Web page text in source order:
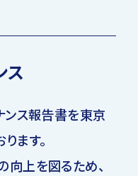
ス
ンス報告書を東京
ます。
上を図るため、